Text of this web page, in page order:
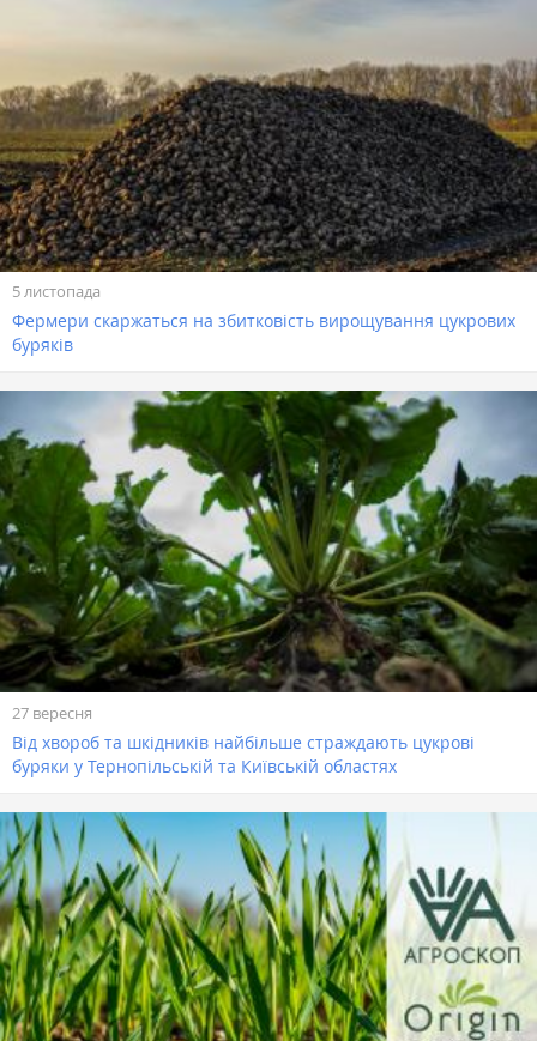
5 листопада
Фермери скаржаться на збитковість вирощування цукрових
буряків
27 вересня
Від хвороб та шкідників найбільше страждають цукрові
буряки у Тернопільській та Київській областях